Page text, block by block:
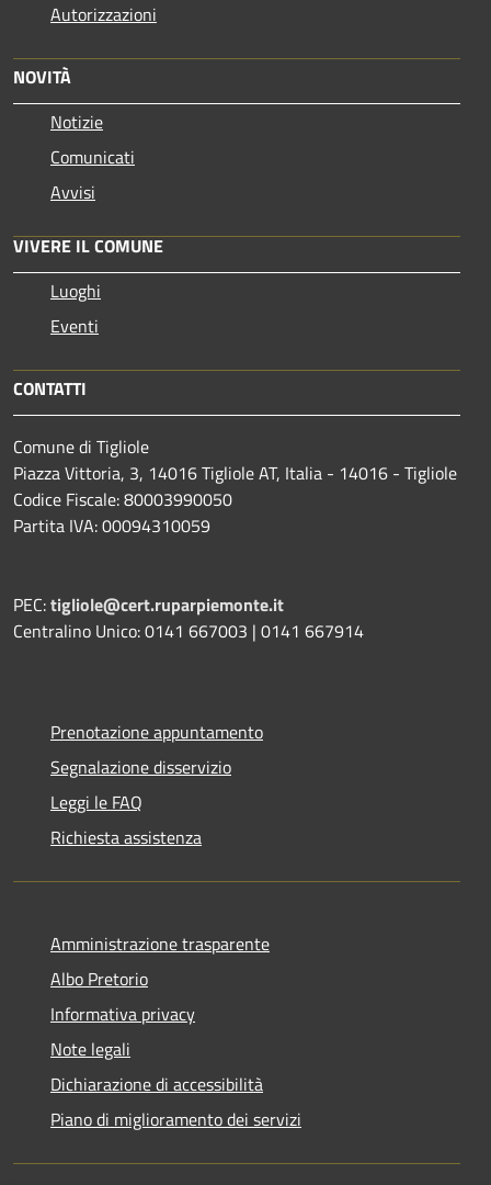
Autorizzazioni
NOVITÀ
Notizie
Comunicati
Avvisi
VIVERE IL COMUNE
Luoghi
Eventi
CONTATTI
Comune di Tigliole
Piazza Vittoria, 3, 14016 Tigliole AT, Italia - 14016 - Tigliole
Codice Fiscale: 80003990050
Partita IVA: 00094310059
PEC:tigliole@cert.ruparpiemonte.it
Centralino Unico: 0141 667003 | 0141 667914
Prenotazione appuntamento
Segnalazione disservizio
Leggi le FAQ
Richiesta assistenza
Amministrazione trasparente
Albo Pretorio
Informativa privacy
Note legali
Dichiarazione di accessibilità
Piano di miglioramento dei servizi